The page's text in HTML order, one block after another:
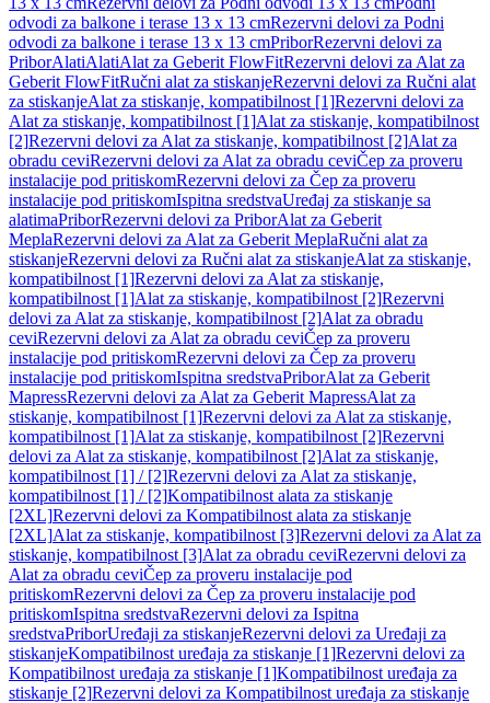
odvodi za balkone i terase 13 x 13 cmRezervni delovi za Podni
odvodi za balkone i terase 13 x 13 cmPriborRezervni delovi za
PriborAlatiAlatiAlat za Geberit FlowFitRezervni delovi za Alat za
Geberit FlowFitRučni alat za stiskanjeRezervni delovi za Ručni alat
za stiskanjeAlat za stiskanje, kompatibilnost [1]Rezervni delovi za
Alat za stiskanje, kompatibilnost [1]Alat za stiskanje, kompatibilnost
[2]Rezervni delovi za Alat za stiskanje, kompatibilnost [2]Alat za
obradu ceviRezervni delovi za Alat za obradu ceviČep za proveru
instalacije pod pritiskomRezervni delovi za Čep za proveru
instalacije pod pritiskomIspitna sredstvaUređaj za stiskanje sa
alatimaPriborRezervni delovi za PriborAlat za Geberit
MeplaRezervni delovi za Alat za Geberit MeplaRučni alat za
stiskanjeRezervni delovi za Ručni alat za stiskanjeAlat za stiskanje,
kompatibilnost [1]Rezervni delovi za Alat za stiskanje,
kompatibilnost [1]Alat za stiskanje, kompatibilnost [2]Rezervni
delovi za Alat za stiskanje, kompatibilnost [2]Alat za obradu
ceviRezervni delovi za Alat za obradu ceviČep za proveru
instalacije pod pritiskomRezervni delovi za Čep za proveru
instalacije pod pritiskomIspitna sredstvaPriborAlat za Geberit
MapressRezervni delovi za Alat za Geberit MapressAlat za
stiskanje, kompatibilnost [1]Rezervni delovi za Alat za stiskanje,
kompatibilnost [1]Alat za stiskanje, kompatibilnost [2]Rezervni
delovi za Alat za stiskanje, kompatibilnost [2]Alat za stiskanje,
kompatibilnost [1] / [2]Rezervni delovi za Alat za stiskanje,
kompatibilnost [1] / [2]Kompatibilnost alata za stiskanje
[2XL]Rezervni delovi za Kompatibilnost alata za stiskanje
[2XL]Alat za stiskanje, kompatibilnost [3]Rezervni delovi za Alat za
stiskanje, kompatibilnost [3]Alat za obradu ceviRezervni delovi za
Alat za obradu ceviČep za proveru instalacije pod
pritiskomRezervni delovi za Čep za proveru instalacije pod
pritiskomIspitna sredstvaRezervni delovi za Ispitna
sredstvaPriborUređaji za stiskanjeRezervni delovi za Uređaji za
stiskanjeKompatibilnost uređaja za stiskanje [1]Rezervni delovi za
Kompatibilnost uređaja za stiskanje [1]Kompatibilnost uređaja za
stiskanje [2]Rezervni delovi za Kompatibilnost uređaja za stiskanje